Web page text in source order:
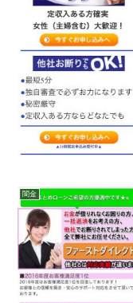
闇金